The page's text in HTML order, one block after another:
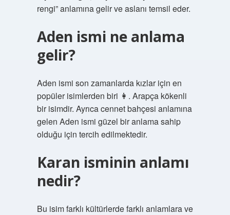
rengi” anlamına gelir ve aslanı temsil eder.
Aden ismi ne anlama
gelir?
Aden ismi son zamanlarda kızlar için en
popüler isimlerden biri 👩. Arapça kökenli
bir isimdir. Ayrıca cennet bahçesi anlamına
gelen Aden ismi güzel bir anlama sahip
olduğu için tercih edilmektedir.
Karan isminin anlamı
nedir?
Bu isim farklı kültürlerde farklı anlamlara ve